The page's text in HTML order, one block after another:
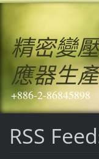
精密變
應器生
+886-2-86845898
RSS